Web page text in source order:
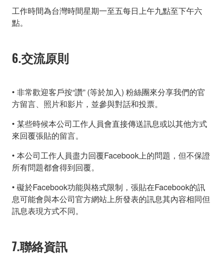
工作時間為台灣時間星期一至五每日上午九點至下午六
點。
6.交流原則
• 非常歡迎客戶按“讚” (等於加入) 粉絲團來分享我們的官
方留言、照片和影片，並參與對話和投票。
• 某些時候本公司工作人員會直接傳送訊息或以其他方式
來回覆張貼的留言。
• 本公司工作人員盡力回覆Facebook上的問題，但不保證
所有問題都會得到回覆。
• 礙於Facebook功能與格式限制，張貼在Facebook的訊
息可能會與本公司官方網站上所發表的訊息其內容相同但
訊息表現方式不同。
7.聯絡資訊